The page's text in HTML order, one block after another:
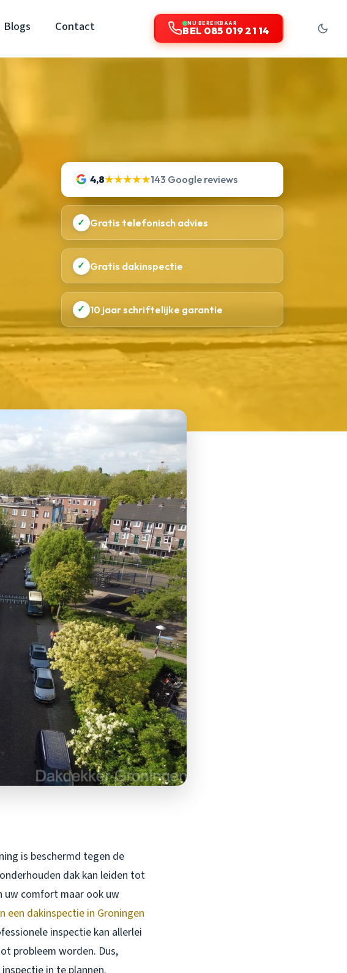
Blogs Contact NU BEREIKBAAR
BEL 085 019 21 14
4,8★★★★★143 Google reviews
✓ Gratis telefonisch advies
✓ Gratis dakinspectie
✓ 10 jaar schriftelijke garantie
is beschermd tegen de
dak kan leiden tot
uw comfort maar ook uw
een dakinspectie in Groningen
inspectie kan allerlei
probleem worden. Dus,